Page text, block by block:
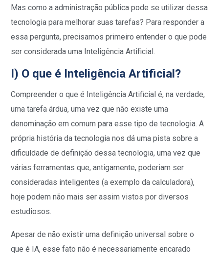
Mas como a administração pública pode se utilizar dessa
tecnologia para melhorar suas tarefas? Para responder a
essa pergunta, precisamos primeiro entender o que pode
ser considerada uma Inteligência Artificial.
I) O que é Inteligência Artificial?
Compreender o que é Inteligência Artificial é, na verdade,
uma tarefa árdua, uma vez que não existe uma
denominação em comum para esse tipo de tecnologia. A
própria história da tecnologia nos dá uma pista sobre a
dificuldade de definição dessa tecnologia, uma vez que
várias ferramentas que, antigamente, poderiam ser
consideradas inteligentes (a exemplo da calculadora),
hoje podem não mais ser assim vistos por diversos
estudiosos.
Apesar de não existir uma definição universal sobre o
que é IA, esse fato não é necessariamente encarado